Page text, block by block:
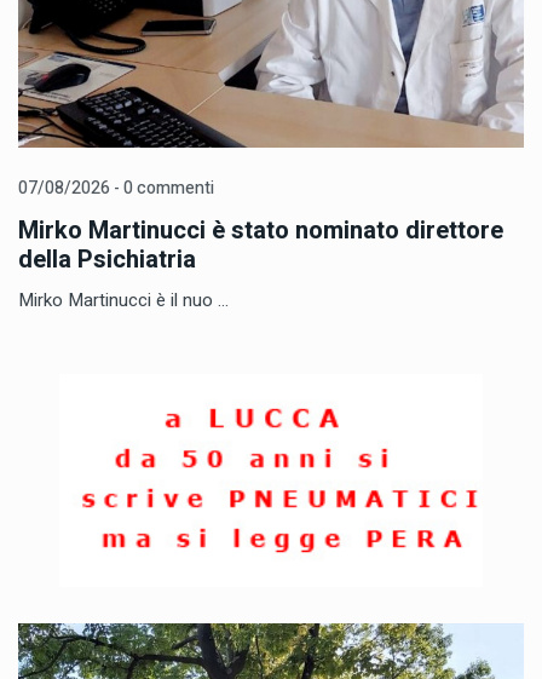
07/08/2026 - 0 commenti
Mirko Martinucci è stato nominato direttore
della Psichiatria
Mirko Martinucci è il nuo ...